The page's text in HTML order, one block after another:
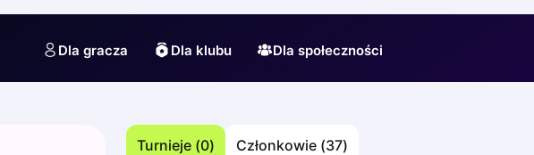
Dla gracza Dla klubu Dla społeczności
Turnieje (0) Członkowie (37)